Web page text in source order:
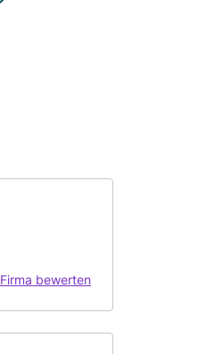
Firma bewerten